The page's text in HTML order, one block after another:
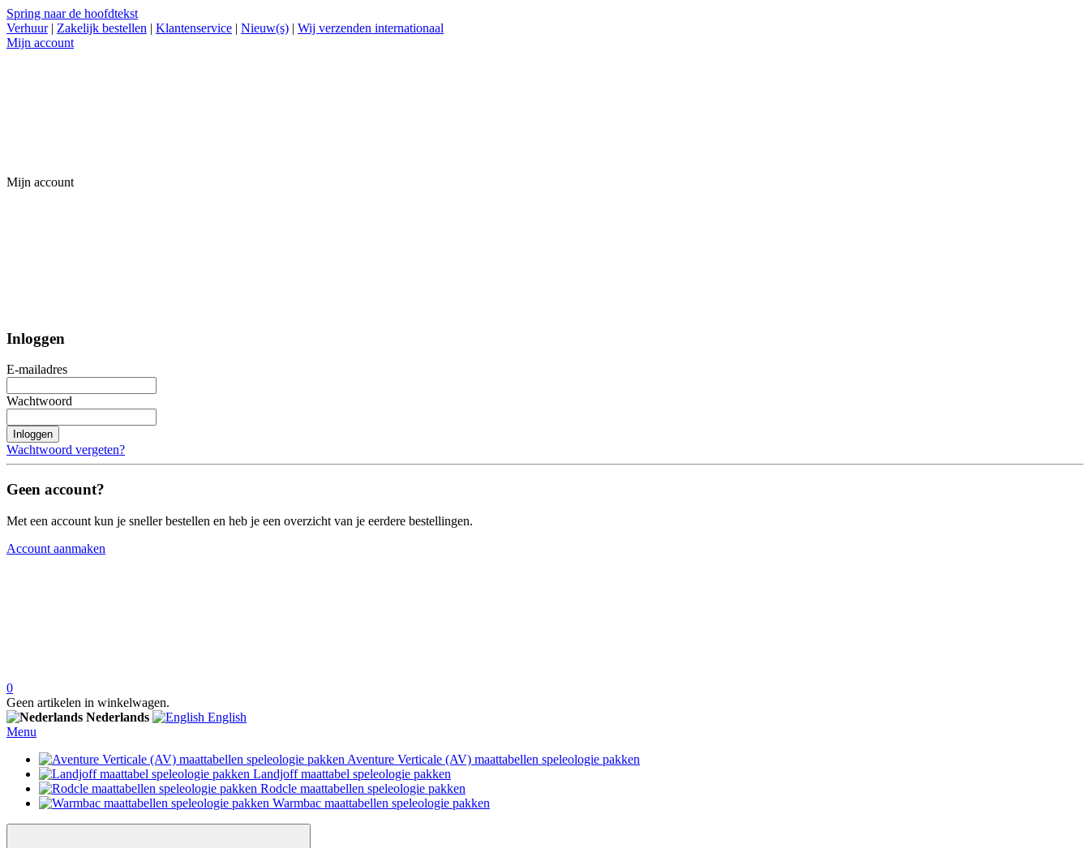
Spring naar de hoofdtekst
Verhuur | Zakelijk bestellen | Klantenservice | Nieuw(s) | Wij verzenden internationaal
Mijn account
Mijn account
Inloggen
E-mailadres
Wachtwoord
Inloggen
Wachtwoord vergeten?
Geen account?
Met een account kun je sneller bestellen en heb je een overzicht van je eerdere bestellingen.
Account aanmaken
0
Geen artikelen in winkelwagen.
Nederlands
English
Menu
Aventure Verticale (AV) maattabellen speleologie pakken
Landjoff maattabel speleologie pakken
Rodcle maattabellen speleologie pakken
Warmbac maattabellen speleologie pakken